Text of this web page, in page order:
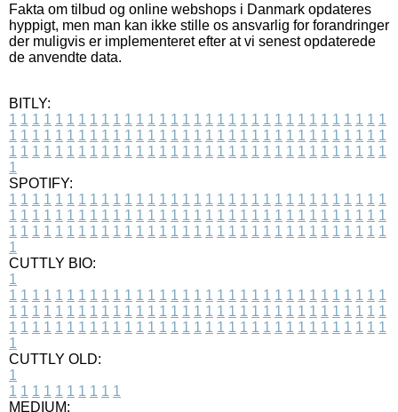
Fakta om tilbud og online webshops i Danmark opdateres
hyppigt, men man kan ikke stille os ansvarlig for forandringer
der muligvis er implementeret efter at vi senest opdaterede
de anvendte data.
BITLY:
1 1 1 1 1 1 1 1 1 1 1 1 1 1 1 1 1 1 1 1 1 1 1 1 1 1 1 1 1 1 1 1 1
1 1 1 1 1 1 1 1 1 1 1 1 1 1 1 1 1 1 1 1 1 1 1 1 1 1 1 1 1 1 1 1 1
1 1 1 1 1 1 1 1 1 1 1 1 1 1 1 1 1 1 1 1 1 1 1 1 1 1 1 1 1 1 1 1 1
1
SPOTIFY:
1 1 1 1 1 1 1 1 1 1 1 1 1 1 1 1 1 1 1 1 1 1 1 1 1 1 1 1 1 1 1 1 1
1 1 1 1 1 1 1 1 1 1 1 1 1 1 1 1 1 1 1 1 1 1 1 1 1 1 1 1 1 1 1 1 1
1 1 1 1 1 1 1 1 1 1 1 1 1 1 1 1 1 1 1 1 1 1 1 1 1 1 1 1 1 1 1 1 1
1
CUTTLY BIO:
1
1 1 1 1 1 1 1 1 1 1 1 1 1 1 1 1 1 1 1 1 1 1 1 1 1 1 1 1 1 1 1 1 1
1 1 1 1 1 1 1 1 1 1 1 1 1 1 1 1 1 1 1 1 1 1 1 1 1 1 1 1 1 1 1 1 1
1 1 1 1 1 1 1 1 1 1 1 1 1 1 1 1 1 1 1 1 1 1 1 1 1 1 1 1 1 1 1 1 1
1
CUTTLY OLD:
1
1 1 1 1 1 1 1 1 1 1
MEDIUM: